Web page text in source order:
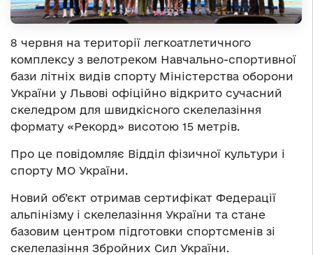
8 червня на території легкоатлетичного
комплексу з велотреком Навчально-спортивної
бази літніх видів спорту Міністерства оборони
України у Львові офіційно відкрито сучасний
скеледром для швидкісного скелелазіння
формату «Рекорд» висотою 15 метрів.
Про це повідомляє Відділ фізичної культури і
спорту МО України.
Новий об’єкт отримав сертифікат Федерації
альпінізму і скелелазіння України та стане
базовим центром підготовки спортсменів зі
скелелазіння Збройних Сил України.